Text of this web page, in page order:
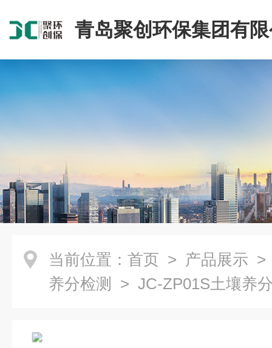
青岛聚创环保集团有
当前位置： 首页 > 产品展示
养分检测
> JC-ZP01S土壤养